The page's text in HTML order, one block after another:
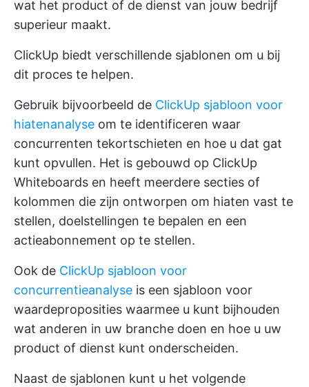
wat het product of de dienst van jouw bedrijf
superieur maakt.
ClickUp biedt verschillende sjablonen om u bij
dit proces te helpen.
Gebruik bijvoorbeeld de ClickUp sjabloon voor
hiatenanalyse om te identificeren waar
concurrenten tekortschieten en hoe u dat gat
kunt opvullen. Het is gebouwd op ClickUp
Whiteboards en heeft meerdere secties of
kolommen die zijn ontworpen om hiaten vast te
stellen, doelstellingen te bepalen en een
actieabonnement op te stellen.
Ook de ClickUp sjabloon voor
concurrentieanalyse is een sjabloon voor
waardeproposities waarmee u kunt bijhouden
wat anderen in uw branche doen en hoe u uw
product of dienst kunt onderscheiden.
Naast de sjablonen kunt u het volgende